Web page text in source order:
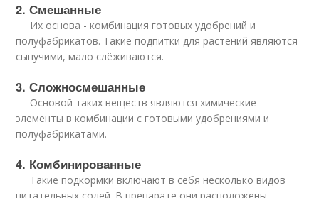
2. Смешанные
Их основа - комбинация готовых удобрений и
полуфабрикатов. Такие подпитки для растений являются
сыпучими, мало слёживаются.
3. Сложносмешанные
Основой таких веществ являются химические
элементы в комбинации с готовыми удобрениями и
полуфабрикатами.
4. Комбинированные
Такие подкормки включают в себя несколько видов